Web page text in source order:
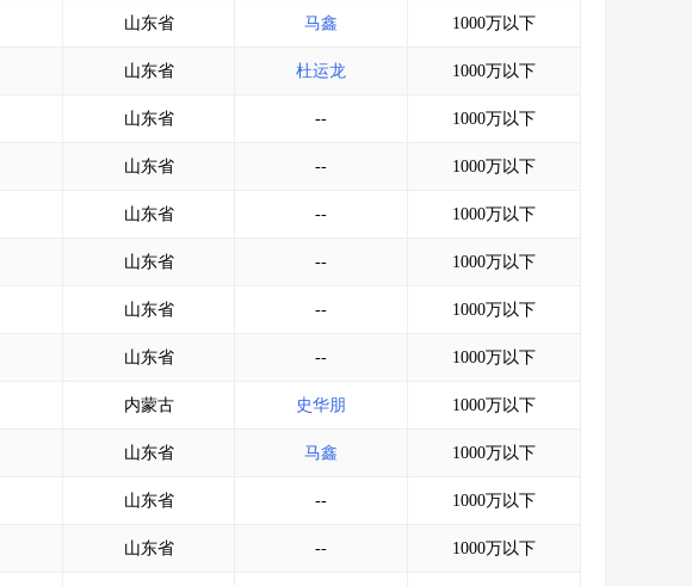
会员服务
山东省 马鑫 1000万以下
山东省 杜运龙 1000万以下
山东省 -- 1000万以下
山东省 -- 1000万以下
山东省 -- 1000万以下
山东省 -- 1000万以下
山东省 -- 1000万以下
山东省 -- 1000万以下
内蒙古 史华朋 1000万以下
山东省 马鑫 1000万以下
山东省 -- 1000万以下
山东省 -- 1000万以下